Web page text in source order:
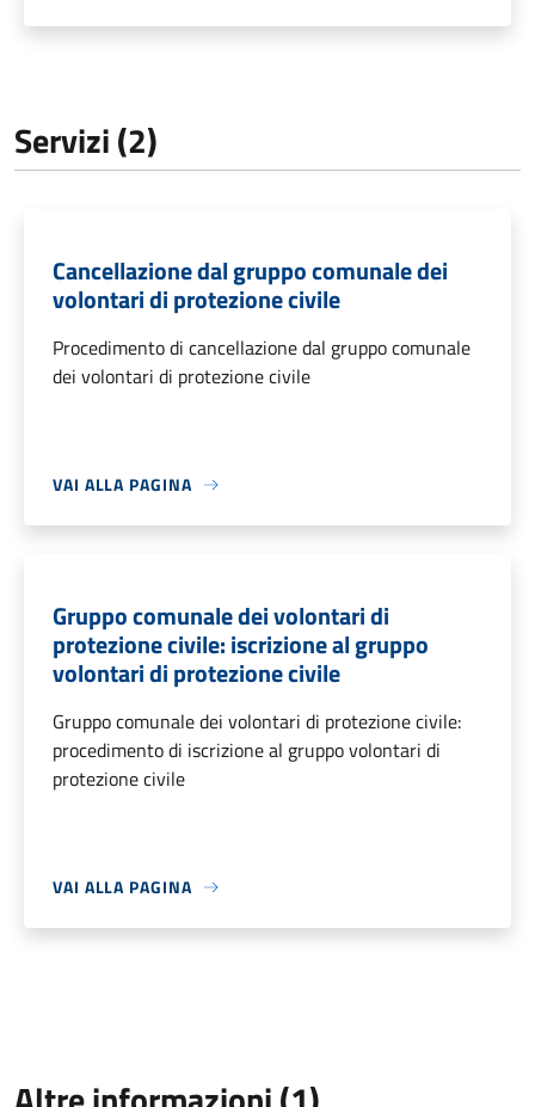
Servizi (2)
Cancellazione dal gruppo comunale dei
volontari di protezione civile
Procedimento di cancellazione dal gruppo comunale
dei volontari di protezione civile
VAI ALLA PAGINA
Gruppo comunale dei volontari di
protezione civile: iscrizione al gruppo
volontari di protezione civile
Gruppo comunale dei volontari di protezione civile:
procedimento di iscrizione al gruppo volontari di
protezione civile
VAI ALLA PAGINA